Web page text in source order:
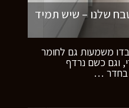
שלנו – שיש תמיד
משמעות גם לחומר
וגם כשם נרדף
…